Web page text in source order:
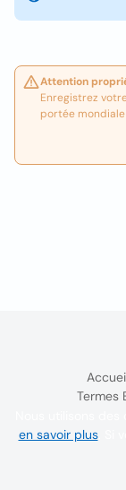
Attention
Enregistrez
portée
Termes
en savoir plus. Si